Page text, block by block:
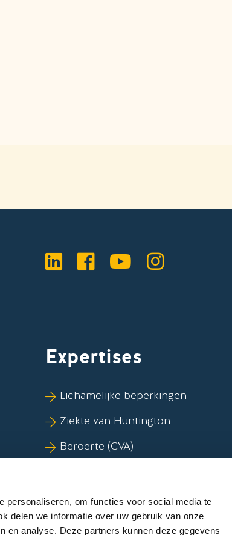
personaliseren, om functies voor social media te
delen we informatie over uw gebruik van onze
en analyse. Deze partners kunnen deze gegevens
LinkedIn
Facebook
YouTubeInstagram
Expertises
Lichamelijke beperkingen
Ziekte van Huntington
Beroerte (CVA)
Dementie